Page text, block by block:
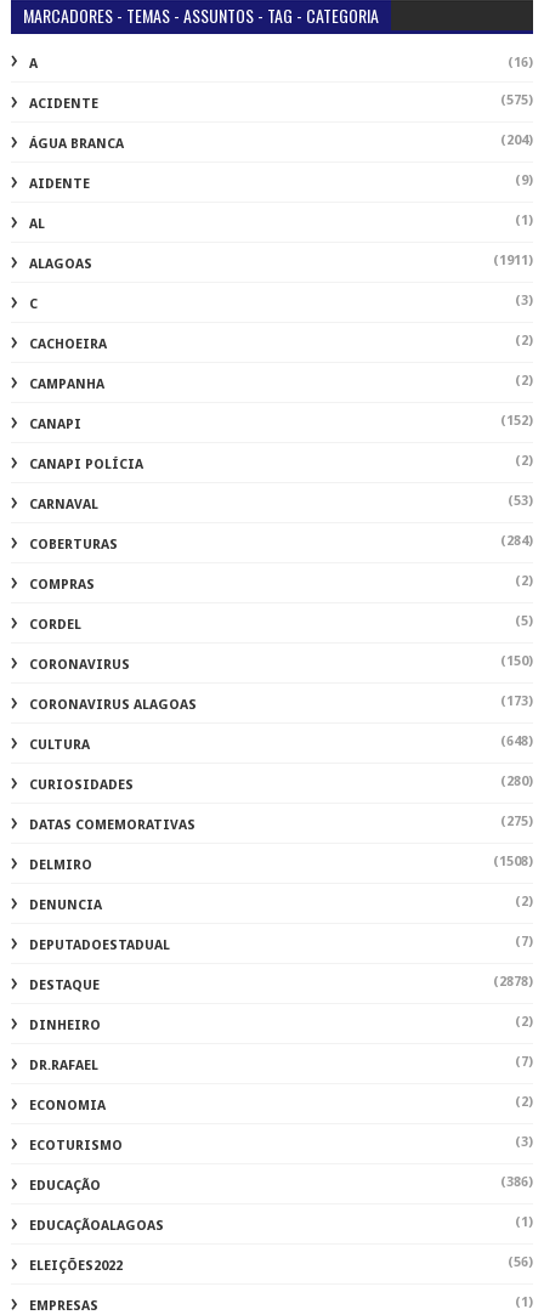
MARCADORES - TEMAS - ASSUNTOS - TAG - CATEGORIA
A (16)
ACIDENTE (575)
ÁGUA BRANCA (204)
AIDENTE (9)
AL (1)
ALAGOAS (1911)
C (3)
CACHOEIRA (2)
CAMPANHA (2)
CANAPI (152)
CANAPI POLÍCIA (2)
CARNAVAL (53)
COBERTURAS (284)
COMPRAS (2)
CORDEL (5)
CORONAVIRUS (150)
CORONAVIRUS ALAGOAS (173)
CULTURA (648)
CURIOSIDADES (280)
DATAS COMEMORATIVAS (275)
DELMIRO (1508)
DENUNCIA (2)
DEPUTADOESTADUAL (7)
DESTAQUE (2878)
DINHEIRO (2)
DR.RAFAEL (7)
ECONOMIA (2)
ECOTURISMO (3)
EDUCAÇÃO (386)
EDUCAÇÃOALAGOAS (1)
ELEIÇÕES2022 (56)
EMPRESAS (1)